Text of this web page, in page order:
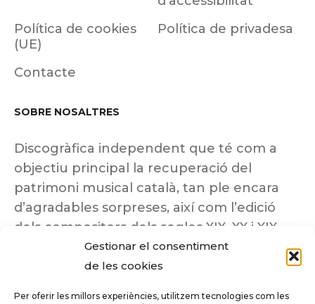
Gestionar el consentiment
de les cookies
Per oferir les millors experiències, utilitzem tecnologies com les
Política de cookies
(UE)
Política de privadesa
Contacte
SOBRE NOSALTRES
Discogràfica independent que té com a
objectiu principal la recuperació del
patrimoni musical català, tan ple encara
d’agradables sorpreses, així com l’edició
dels compositors dels segles XIX, XX i XIX
insuficientment coneguts.